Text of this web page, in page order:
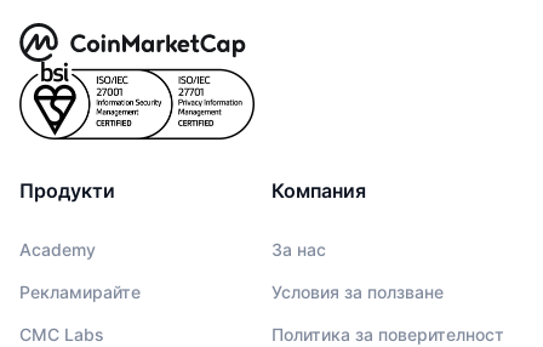
Продукти
Academy
Рекламирайте
CMC Labs
Компания
За нас
Условия за ползване
Политика за поверителност